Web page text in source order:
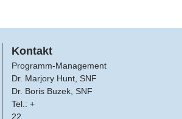
Kontakt
Programm-Management
Dr. Marjory Hunt, SNF
Dr. Boris Buzek, SNF
Tel.: +
22